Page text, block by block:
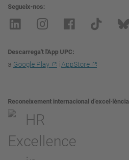
Segueix-nos
Descarrega't l'App UPC
a Google Play i AppStore
Reconeixement internacional d’excel·lència